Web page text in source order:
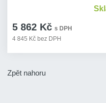
5 862 Kč s DPH
4 845 Kč bez DPH
Zpět nahoru